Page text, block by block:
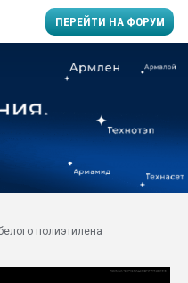
ПЕРЕЙТИ НА ФОРУМ
Вакуум-формовочные
ближайшее
28.07.2026
полиэтилена